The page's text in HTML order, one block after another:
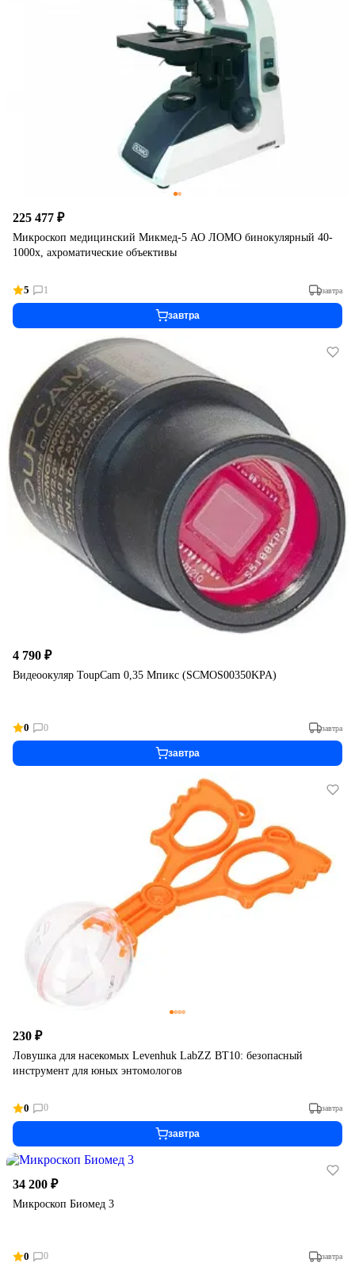
225 477 ₽
Микроскоп медицинский Микмед-5 АО ЛОМО бинокулярный 40-
1000х, ахроматические объективы
5 1 завтра
завтра
4 790 ₽
Видеоокуляр ToupCam 0,35 Мпикс (SCMOS00350KPA)
0 0 завтра
завтра
230 ₽
Ловушка для насекомых Levenhuk LabZZ BT10: безопасный
инструмент для юных энтомологов
0 0 завтра
завтра
34 200 ₽
Микроскоп Биомед 3
0 0 завтра